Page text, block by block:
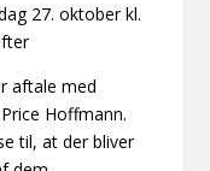
27. oktober kl.
aftale med
Hoffmann.
til, at der bliver